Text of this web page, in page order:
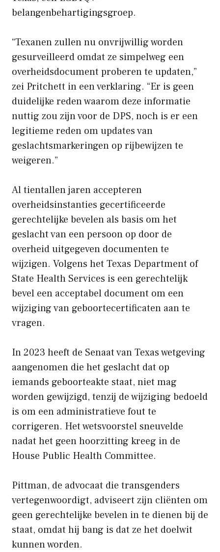
belangenbehartigingsgroep.
“Texanen zullen nu onvrijwillig worden
gesurveilleerd omdat ze simpelweg een
overheidsdocument proberen te updaten,”
zei Pritchett in een verklaring. “Er is geen
duidelijke reden waarom deze informatie
nuttig zou zijn voor de DPS, noch is er een
legitieme reden om updates van
geslachtsmarkeringen op rijbewijzen te
weigeren.”
Al tientallen jaren accepteren
overheidsinstanties gecertificeerde
gerechtelijke bevelen als basis om het
geslacht van een persoon op door de
overheid uitgegeven documenten te
wijzigen. Volgens het Texas Department of
State Health Services is een gerechtelijk
bevel een acceptabel document om een ​​
wijziging van geboortecertificaten aan te
vragen.
In 2023 heeft de Senaat van Texas wetgeving
aangenomen die het geslacht dat op
iemands geboorteakte staat, niet mag
worden gewijzigd, tenzij de wijziging bedoeld
is om een ​​administratieve fout te
corrigeren. Het wetsvoorstel sneuvelde
nadat het geen hoorzitting kreeg in de
House Public Health Committee.
Pittman, de advocaat die transgenders
vertegenwoordigt, adviseert zijn cliënten om
geen gerechtelijke bevelen in te dienen bij de
staat, omdat hij bang is dat ze het doelwit
kunnen worden.